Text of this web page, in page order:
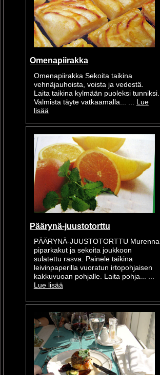
Omenapiirakka
Omenapiirakka Sekoita taikina
vehnäjauhoista, voista ja vedestä.
Laita taikina kylmään puoleksi tunniksi.
Valmista täyte vatkaamalla... ... Lue
lisää
Päärynä-juustotorttu
PÄÄRYNÄ-JUUSTOTORTTU Murenna
piparkakut ja sekoita joukkoon
sulatettu rasva. Painele taikina
leivinpaperilla vuoratun irtopohjaisen
kakkuvuoan pohjalle. Laita pohja... ...
Lue lisää